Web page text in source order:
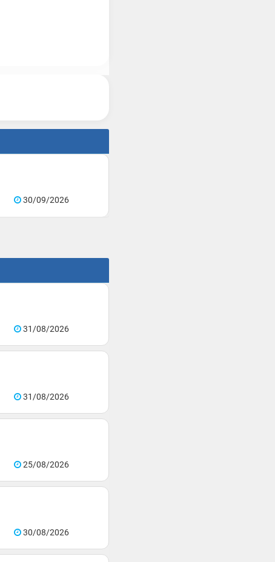
30/09/2026
31/08/2026
31/08/2026
25/08/2026
30/08/2026